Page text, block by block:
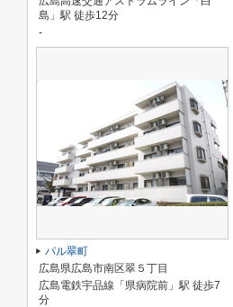
島」駅 徒歩12分
-
パル翠町
広島県広島市南区翠５丁目
広島電鉄宇品線「県病院前」駅 徒歩7
分